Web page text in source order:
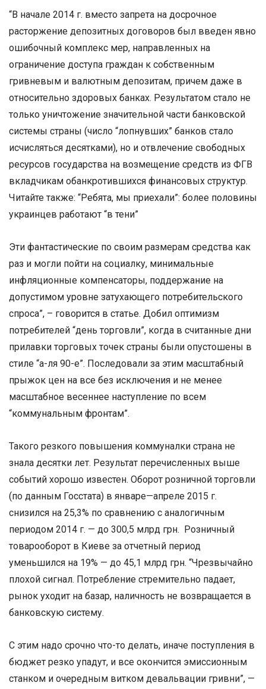
“В начале 2014 г. вместо запрета на досрочное
расторжение депозитных договоров был введен явно
ошибочный комплекс мер, направленных на
ограничение доступа граждан к собственным
гривневым и валютным депозитам, причем даже в
относительно здоровых банках. Результатом стало не
только уничтожение значительной части банковской
системы страны (число “лопнувших” банков стало
исчисляться десятками), но и отвлечение свободных
ресурсов государства на возмещение средств из ФГВ
вкладчикам обанкротившихся финансовых структур.
Читайте также: “Ребята, мы приехали”: более половины
украинцев работают “в тени”
Эти фантастические по своим размерам средства как
раз и могли пойти на социалку, минимальные
инфляционные компенсаторы, поддержание на
допустимом уровне затухающего потребительского
спроса”, – говорится в статье. Добил оптимизм
потребителей “день торговли”, когда в считанные дни
прилавки торговых точек страны были опустошены в
стиле “а-ля 90-е”. Последовали за этим масштабный
прыжок цен на все без исключения и не менее
масштабное весеннее наступление по всем
“коммунальным фронтам”.
Такого резкого повышения коммуналки страна не
знала десятки лет. Результат перечисленных выше
событий хорошо известен. Оборот розничной торговли
(по данным Госстата) в январе—апреле 2015 г.
снизился на 25,3% по сравнению с аналогичным
периодом 2014 г. — до 300,5 млрд грн. Розничный
товарооборот в Киеве за отчетный период
уменьшился на 19% — до 45,1 млрд грн. “Чрезвычайно
плохой сигнал. Потребление стремительно падает,
рынок уходит на базар, наличность не возвращается в
банковскую систему.
С этим надо срочно что-то делать, иначе поступления в
бюджет резко упадут, и все окончится эмиссионным
станком и очередным витком девальвации гривни”, —